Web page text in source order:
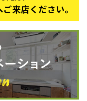
来店ください。